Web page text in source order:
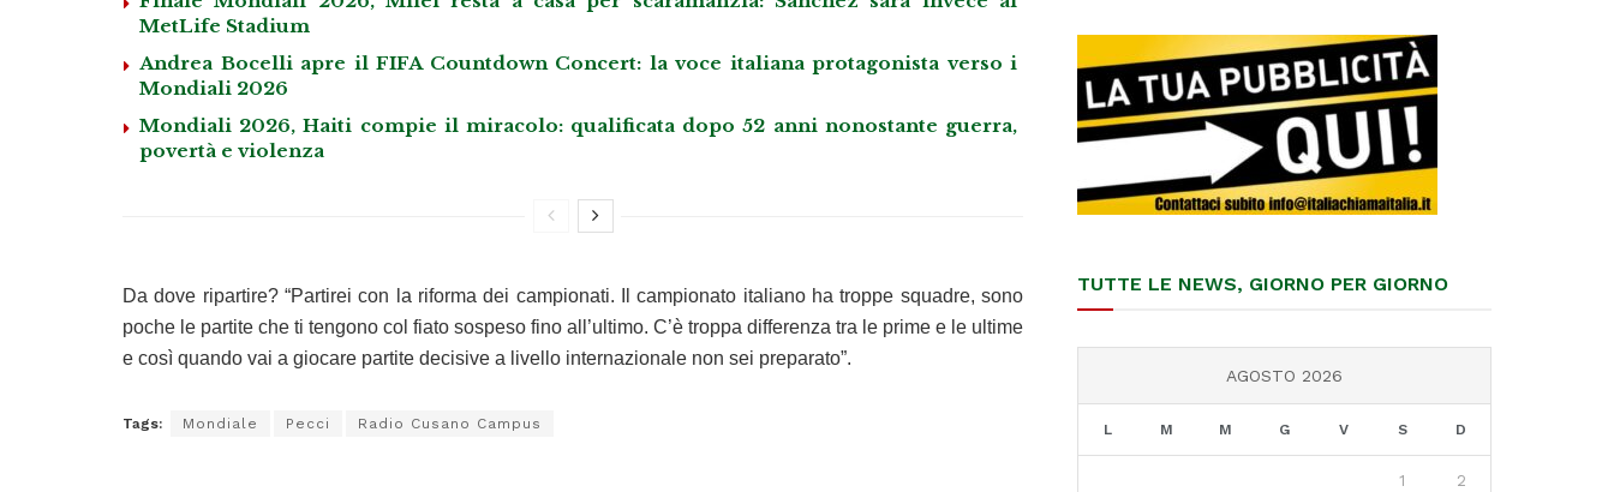
MetLife Stadium
Andrea Bocelli apre il FIFA Countdown Concert: la voce italiana protagonista verso i
Mondiali 2026
Mondiali 2026, Haiti compie il miracolo: qualificata dopo 52 anni nonostante guerra,
povertà e violenza
Da dove ripartire? “Partirei con la riforma dei campionati. Il campionato italiano ha troppe squadre, sono
poche le partite che ti tengono col fiato sospeso fino all’ultimo. C’è troppa differenza tra le prime e le ultime
e così quando vai a giocare partite decisive a livello internazionale non sei preparato”.
Tags: Mondiale Pecci Radio Cusano Campus
TUTTE LE NEWS, GIORNO PER GIORNO
AGOSTO 2026
L M M G V S D
1 2